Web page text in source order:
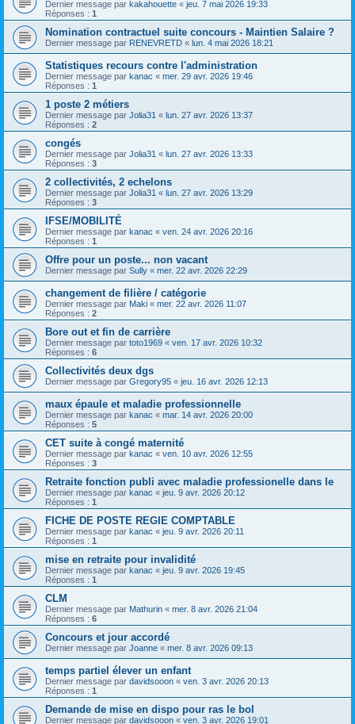
Dernier message par kakahouette « jeu. 7 mai 2026 19:33
Réponses : 1
Nomination contractuel suite concours - Maintien Salaire ?
Dernier message par RENEVRETD « lun. 4 mai 2026 18:21
Statistiques recours contre l'administration
Dernier message par kanac « mer. 29 avr. 2026 19:46
Réponses : 1
1 poste 2 métiers
Dernier message par Jolia31 « lun. 27 avr. 2026 13:37
Réponses : 2
congés
Dernier message par Jolia31 « lun. 27 avr. 2026 13:33
Réponses : 3
2 collectivités, 2 echelons
Dernier message par Jolia31 « lun. 27 avr. 2026 13:29
Réponses : 3
IFSE/MOBILITÉ
Dernier message par kanac « ven. 24 avr. 2026 20:16
Réponses : 1
Offre pour un poste... non vacant
Dernier message par Sully « mer. 22 avr. 2026 22:29
changement de filière / catégorie
Dernier message par Maki « mer. 22 avr. 2026 11:07
Réponses : 2
Bore out et fin de carrière
Dernier message par toto1969 « ven. 17 avr. 2026 10:32
Réponses : 6
Collectivités deux dgs
Dernier message par Gregory95 « jeu. 16 avr. 2026 12:13
maux épaule et maladie professionnelle
Dernier message par kanac « mar. 14 avr. 2026 20:00
Réponses : 5
CET suite à congé maternité
Dernier message par kanac « ven. 10 avr. 2026 12:55
Réponses : 3
Retraite fonction publi avec maladie professionelle dans le
Dernier message par kanac « jeu. 9 avr. 2026 20:12
Réponses : 1
FICHE DE POSTE REGIE COMPTABLE
Dernier message par kanac « jeu. 9 avr. 2026 20:11
Réponses : 1
mise en retraite pour invalidité
Dernier message par kanac « jeu. 9 avr. 2026 19:45
Réponses : 1
CLM
Dernier message par Mathurin « mer. 8 avr. 2026 21:04
Réponses : 6
Concours et jour accordé
Dernier message par Joanne « mer. 8 avr. 2026 09:13
temps partiel élever un enfant
Dernier message par davidsooon « ven. 3 avr. 2026 20:13
Réponses : 1
Demande de mise en dispo pour ras le bol
Dernier message par davidsooon « ven. 3 avr. 2026 19:01